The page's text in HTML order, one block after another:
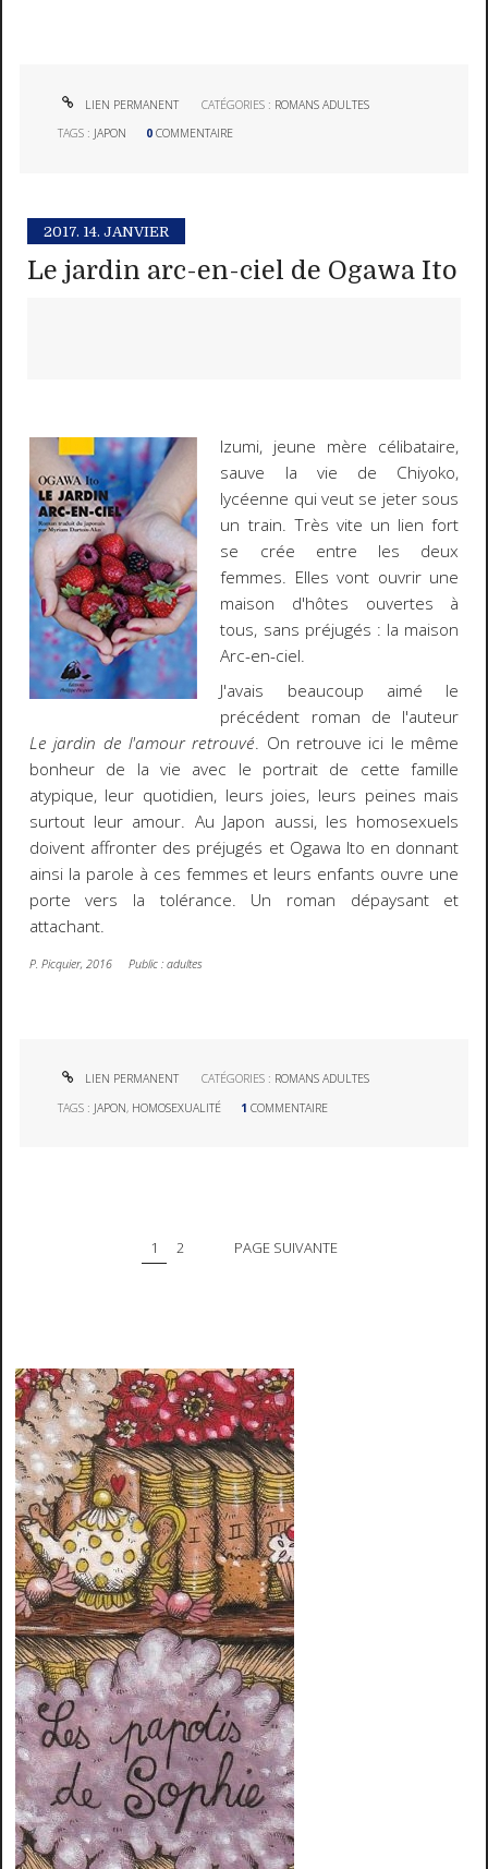
LIEN PERMANENT CATÉGORIES : ROMANS ADULTES
TAGS : JAPON 0 COMMENTAIRE
2017. 14. JANVIER
Le jardin arc-en-ciel de Ogawa Ito
Izumi, jeune mère célibataire,
sauve la vie de Chiyoko,
lycéenne qui veut se jeter sous
un train. Très vite un lien fort
se crée entre les deux
femmes. Elles vont ouvrir une
maison d'hôtes ouvertes à
tous, sans préjugés : la maison
Arc-en-ciel.
J'avais beaucoup aimé le
précédent roman de l'auteur
Le jardin de l'amour retrouvé. On retrouve ici le même
bonheur de la vie avec le portrait de cette famille
atypique, leur quotidien, leurs joies, leurs peines mais
surtout leur amour. Au Japon aussi, les homosexuels
doivent affronter des préjugés et Ogawa Ito en donnant
ainsi la parole à ces femmes et leurs enfants ouvre une
porte vers la tolérance. Un roman dépaysant et
attachant.
P. Picquier, 2016 Public : adultes
LIEN PERMANENT CATÉGORIES : ROMANS ADULTES
TAGS : JAPON, HOMOSEXUALITÉ 1 COMMENTAIRE
1 2 PAGE SUIVANTE